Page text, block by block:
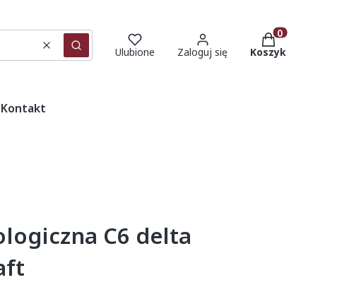
WyczyśćSzukaj Ulubione Zaloguj się
Produkty w
Koszyk
Kontakt
C6 delta